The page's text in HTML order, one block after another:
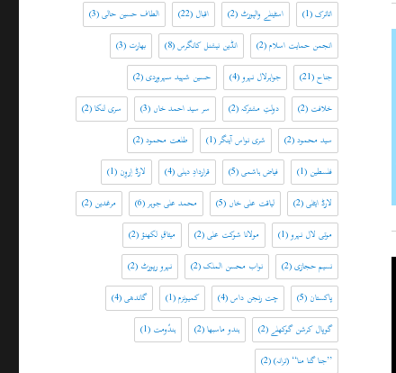
اتاترک(1) اسٹینلے والپورٹ(2) اقبال(22) الطاف حسین حالی(3)
انجمن حمایت اسلام(2) انڈین نیشنل کانگرس(8) بھارت(3)
جناح(21) جواہرلال نہرو(4) حسین شہید سہروردی(2)
خلافت(2) دولتِ مشترکہ(2) سر سید احمد خاں(3) سری لنکا(2)
سید محمود(2) شری نواس آینگر(1) طلعت محمود(2)
فلسطین(1) فیاض ہاشمی(5) قراردادِ دہلی(4) لارڈ اِروِن(1)
لارڈ ایٹلی(2) لیاقت علی خاں(5) محمد علی جوہر(6) مرغدین(2)
موتی لال نہرو(1) مولانا شوکت علی(2) میثاقِ لکھنؤ(2)
نسیم حجازی(2) نواب محسن الملک(2) نہرو رپورٹ(2)
پاکستان(5) چت رنجن داس(4) کمیونزم(1) گاندھی(4)
گوپال کرشن گوکھلے(2) ہندو ماسبھا(2) ہندُومت(1)
’’جنا گنا منا‘‘ (ترانہ)(2)